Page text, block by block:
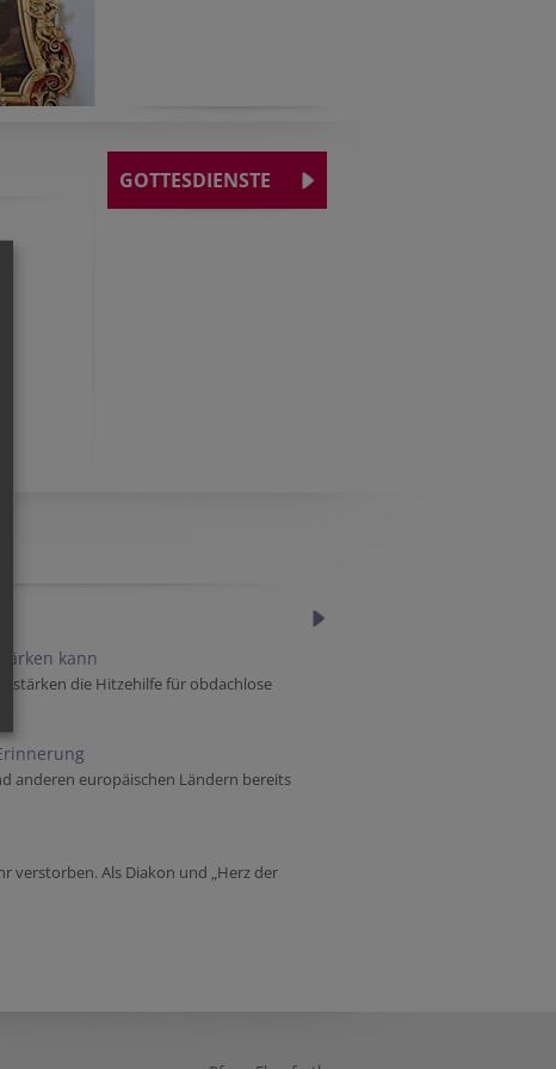
GOTTESDIENSTE
kann
die Hitzehilfe für obdachlose
anderen europäischen Ländern bereits
verstorben. Als Diakon und „Herz der